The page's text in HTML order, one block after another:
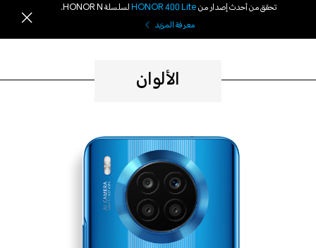
تحقق من أحدث إصدار منHONOR 400 Liteلسلسلة HONOR N.
معرفة المزيد
الألوان